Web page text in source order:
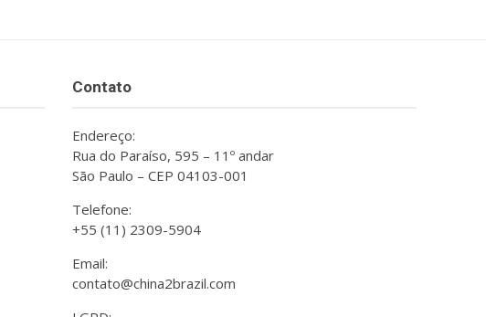
Contato
Endereço:
Rua do Paraíso, 595 – 11º andar
São Paulo – CEP 04103-001
Telefone:
+55 (11) 2309-5904
Email:
contato@china2brazil.com